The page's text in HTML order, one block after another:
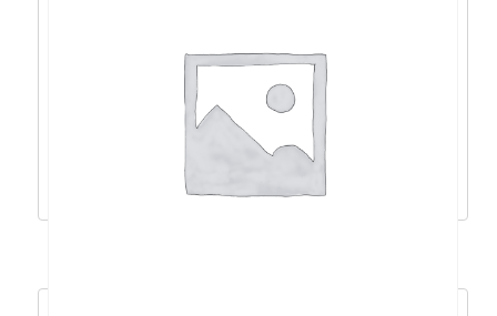
FSP VITA GD 650W, 80+ GOLD, ATX 3.1 –
PPA6506804
83,36€ €
Dodaj u košaricu